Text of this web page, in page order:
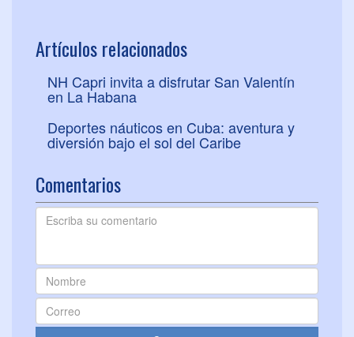
Artículos relacionados
NH Capri invita a disfrutar San Valentín
en La Habana
Deportes náuticos en Cuba: aventura y
diversión bajo el sol del Caribe
Comentarios